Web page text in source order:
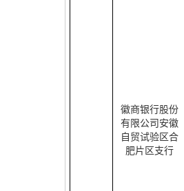
徽商银行股份
有限公司安徽
自贸试验区合
肥片区支行